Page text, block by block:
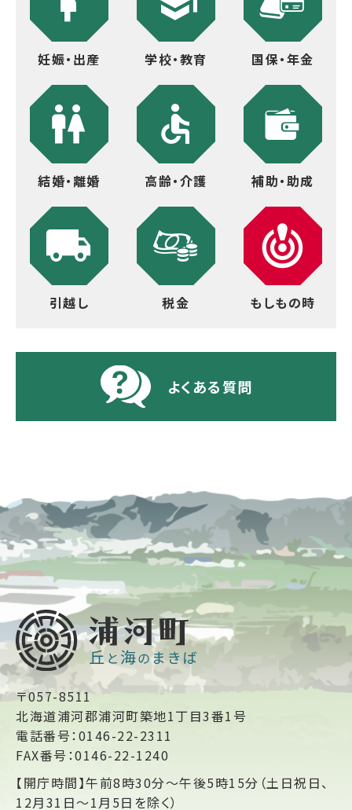
妊娠・出産 学校・教育 国保・年金
結婚・離婚 高齢・介護 補助・助成
引越し 税金 もしもの時
よくある質問
〒057-8511
北海道浦河郡浦河町築地1丁目3番1号
電話番号：0146-22-2311
FAX番号：0146-22-1240
【開庁時間】午前8時30分～午後5時15分（土日祝日、
12月31日～1月5日を除く）